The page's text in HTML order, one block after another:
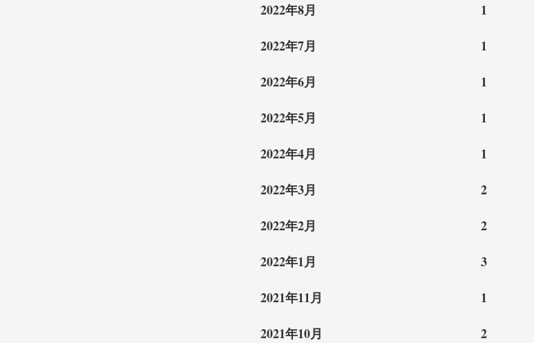
2022年8月
1
2022年7月
1
2022年6月
1
2022年5月
1
2022年4月
1
2022年3月
2
2022年2月
2
2022年1月
3
2021年11月
1
2021年10月
2